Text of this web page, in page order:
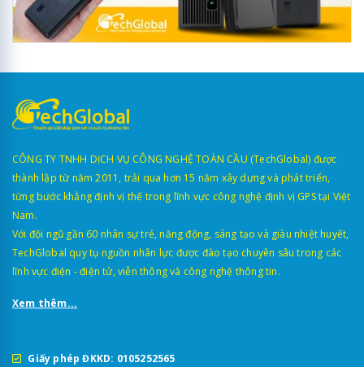
CÔNG TY TNHH DỊCH VỤ CÔNG NGHỆ TOÀN CẦU (TechGlobal) được
thành lập từ năm 2011, trải qua hơn 15 năm xây dựng và phát triển,
từng bước khẳng định vị thế trong lĩnh vực công nghệ định vị GPS tại Việt
Nam.
Với đội ngũ gần 60 nhân sự trẻ, năng động, sáng tạo và giàu nhiệt huyết,
TechGlobal quy tụ nguồn nhân lực được đào tạo chuyên sâu trong các
lĩnh vực điện - điện tử, viễn thông và công nghệ thông tin.
Xem thêm...
Giấy phép ĐKKD: 0105252565